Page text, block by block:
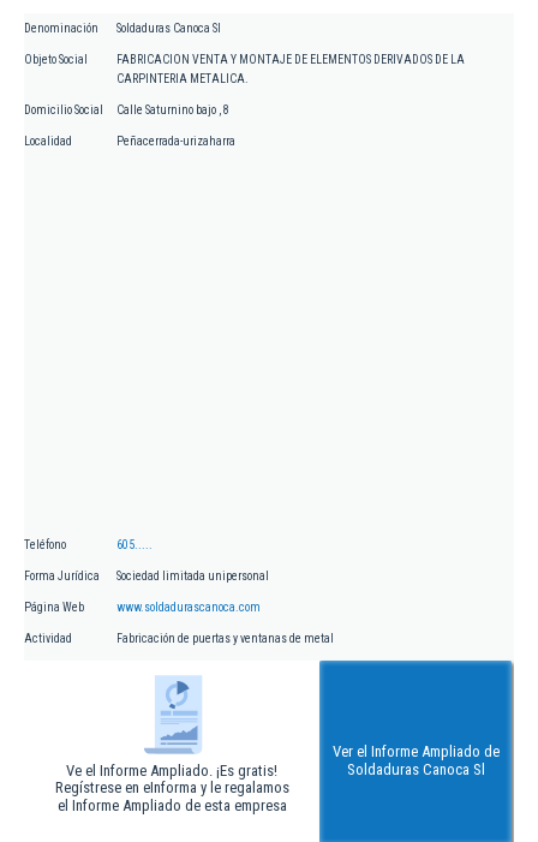
Denominación Soldaduras Canoca Sl
Objeto Social
FABRICACION VENTA Y MONTAJE DE ELEMENTOS DERIVADOS DE LA
CARPINTERIA METALICA.
Domicilio Social Calle Saturnino bajo , 8
Localidad Peñacerrada-urizaharra
Teléfono 605.....
Forma Jurídica Sociedad limitada unipersonal
Página Web www.soldadurascanoca.com
Actividad Fabricación de puertas y ventanas de metal
Ve el Informe Ampliado. ¡Es gratis!
Regístrese en eInforma y le regalamos
el Informe Ampliado de esta empresa
Ver el Informe Ampliado de
Soldaduras Canoca Sl